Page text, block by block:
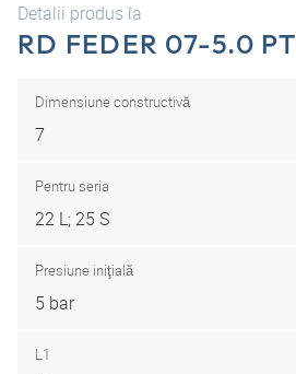
Detalii produs la
RD FEDER 07-5.0 PT
Dimensiune constructivă
7
Pentru seria
22 L; 25 S
Presiune iniţială
5 bar
L1